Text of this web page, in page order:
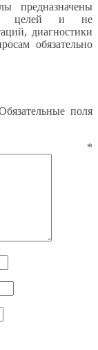
предназначены
целей и не
диагностики
обязательно
поля
*